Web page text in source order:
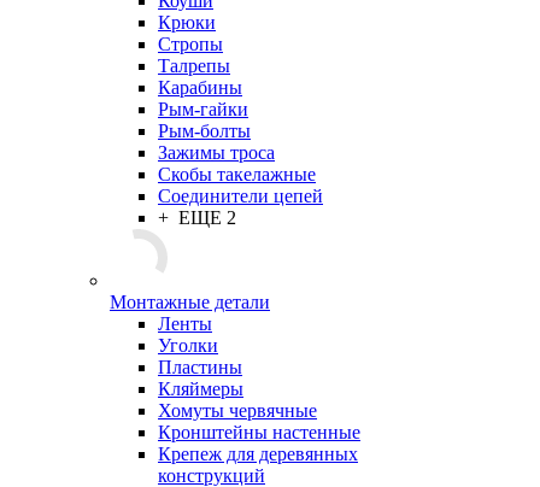
Крюки
Стропы
Талрепы
Карабины
Рым-гайки
Рым-болты
Зажимы троса
Скобы такелажные
Соединители цепей
+ ЕЩЕ 2
Монтажные детали
Ленты
Уголки
Пластины
Кляймеры
Хомуты червячные
Кронштейны настенные
Крепеж для деревянных
конструкций